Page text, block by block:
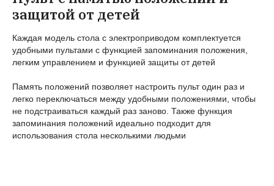
защитой от детей
Каждая модель стола с электроприводом комплектуется
удобными пультами с функцией запоминания положения,
легким управлением и функцией защиты от детей
Память положений позволяет настроить пульт один раз и
легко переключаться между удобными положениями, чтобы
не подстраиваться каждый раз заново. Также функция
запоминания положений идеально подходит для
использования стола несколькими людьми